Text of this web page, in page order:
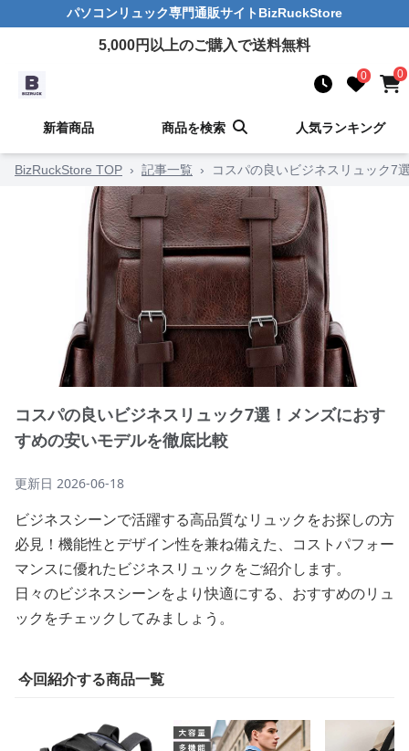
パソコンリュック専門通販サイト BizRuckStore
5,000円以上のご購入で送料無料
0 0
新着商品 商品を検索 人気ランキング
BizRuckStore TOP › 記事一覧 › コスパの良いビジネスリュック7
コスパの良いビジネスリュック7選！メンズにおす
すめの安いモデルを徹底比較
更新日 2026-06-18
ビジネスシーンで活躍する高品質なリュックをお探しの方
必見！機能性とデザイン性を兼ね備えた、コストパフォー
マンスに優れたビジネスリュックをご紹介します。
日々のビジネスシーンをより快適にする、おすすめのリュ
ックをチェックしてみましょう。
今回紹介する商品一覧